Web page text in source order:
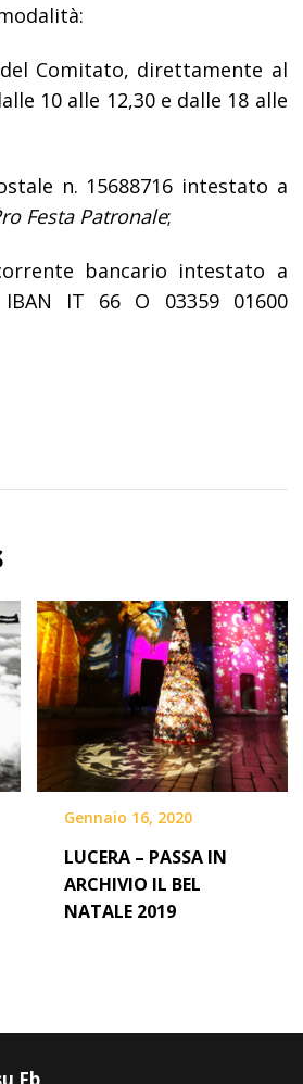
Comitato, direttamente al
10 alle 12,30 e dalle 18 alle
n. 15688716 intestato a
Festa Patronale;
bancario intestato a
IT 66 O 03359 01600
Gennaio 16, 2020
LUCERA – PASSA IN
ARCHIVIO IL BEL
NATALE 2019
Fb